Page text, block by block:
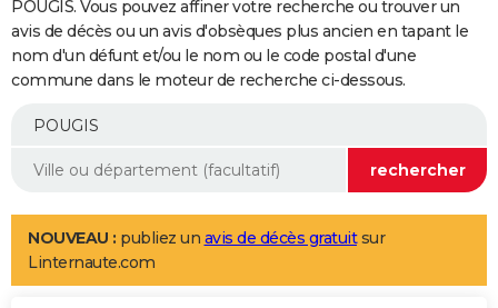
FINANCE
Retraite
Epargne
Immobilier
Risques naturels par ville
Banque
Assurance
AUTO
Essais
Réserver un essai
Citadines
Berlines
SUV
Forum auto
+
Mobiles
Meilleur smartphone
Internet
Ordinateurs
Jeux vidéo
Guide high-tech
Aménagement intérieur
LIFESTYLE
Art de vivre
Bien-être
Loisirs
Mode
Modes de vie
POUGIS. Vous pouvez affiner votre recherche ou trouver un
avis de décès ou un avis d'obsèques plus ancien en tapant le
nom d'un défunt et/ou le nom ou le code postal d'une
commune dans le moteur de recherche ci-dessous.
NOUVEAU : publiez un avis de décès gratuitsur
Linternaute.com